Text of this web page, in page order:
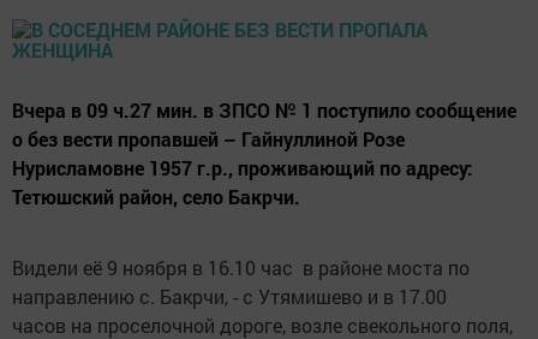
Вчера в 09 ч.27 мин. в ЗПСО № 1 поступило сообщение
о без вести пропавшей – Гайнуллиной Розе
Нурисламовне 1957 г.р., проживающий по адресу:
Тетюшский район, село Бакрчи.
Видели её 9 ноября в 16.10 час в районе моста по
направлению с. Бакрчи, - с Утямишево и в 17.00
часов на проселочной дороге, возле свекольного поля,